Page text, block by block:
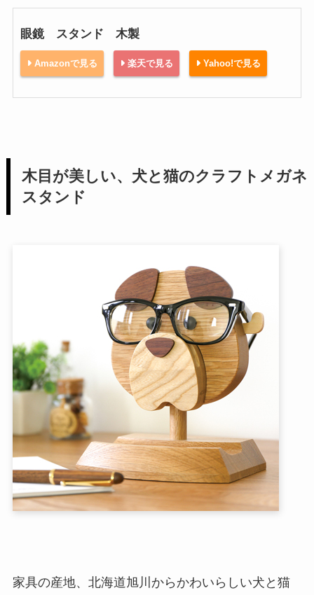
眼鏡 スタンド 木製
Amazonで見る 楽天で見る Yahoo!で見る
木目が美しい、犬と猫のクラフトメガネ
スタンド
家具の産地、北海道旭川からかわいらしい犬と猫